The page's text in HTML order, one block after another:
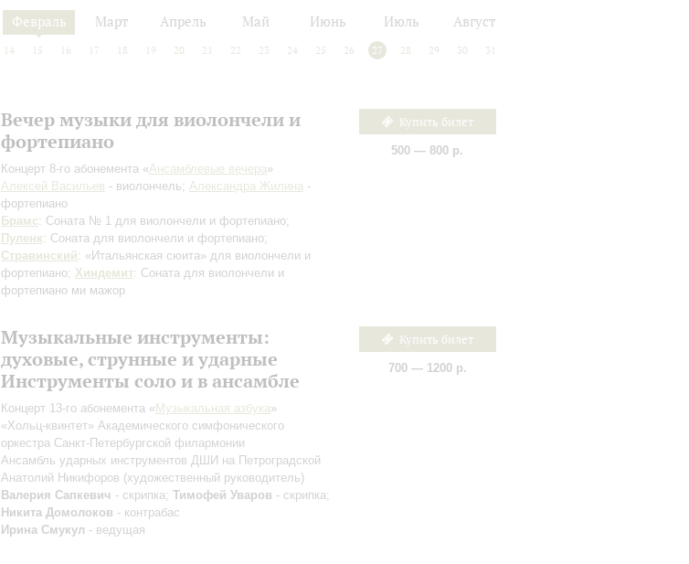
Февраль Март Апрель Май Июнь Июль Август
14 15 16 17 18 19 20 21 22 23 24 25 26 27 28 29 30 31
Вечер музыки для виолончели и
фортепиано
Концерт 8-го абонемента «Ансамблевые вечера»
Алексей Васильев - виолончель; Александра Жилина -
фортепиано
Брамс: Соната № 1 для виолончели и фортепиано;
Пуленк: Соната для виолончели и фортепиано;
Стравинский: «Итальянская сюита» для виолончели и
фортепиано; Хиндемит: Соната для виолончели и
фортепиано ми мажор
Купить билет
500 — 800 р.
Музыкальные инструменты:
духовые, струнные и ударные
Инструменты соло и в ансамбле
Концерт 13-го абонемента « Музыкальная азбука»
«Хольц-квинтет» Академического симфонического
оркестра Санкт-Петербургской филармонии
Ансамбль ударных инструментов ДШИ на Петроградской
Анатолий Никифоров (художественный руководитель)
Валерия Сапкевич - скрипка; Тимофей Уваров - скрипка;
Никита Домолоков - контрабас
Ирина Смукул - ведущая
Купить билет
700 — 1200 р.